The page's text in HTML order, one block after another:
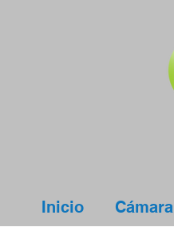
Inicio Cámara